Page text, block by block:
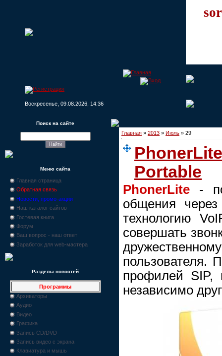
Воскресенье, 09.08.2026, 14:36
Поиск на сайте
Меню сайта
Главная страница
Обратная связь
Новости, промо-акции
Наш каталог сайтов
Гостевая книга
Форум
Ваш вопрос - наш ответ
Заработок для web-мастера
Разделы новостей
Программы
Архиваторы
Аудио
Видео
Графика
Запись CD/DVD
Запись видео с экрана
Клавиатура и мышь
Главная » 2013 » Июль » 29
Portable
PhonerLite -
общения
технологию
совершать
пользователя.
профилей SIP,
независимо